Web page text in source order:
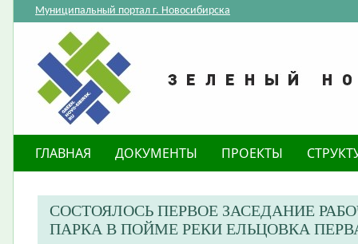
Муниципальный портал г. Новосибирска
ГЛАВНАЯ ДОКУМЕНТЫ ПРОЕКТЫ
СОСТОЯЛОСЬ ПЕРВОЕ ЗАСЕДАНИЕ
ПАРКА В ПОЙМЕ РЕКИ ЕЛЬЦОВКА